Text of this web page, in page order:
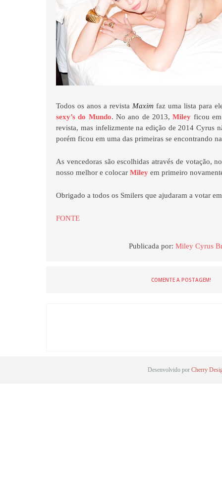
Todos os anos a revista Maxim faz uma lista para
sexy’s do Mundo. No ano de 2013,Miley ficou
revista, mas infelizmente na edição de 2014 Cyrus
porém ficou em uma das primeiras se encontrando
As vencedoras são escolhidas através de votação,
nosso melhor e colocarMiley em primeiro
Obrigado a todos os Smilers que ajudaram a votar
FONTE
Publicada por:Miley Cyrus
COMENTE A POSTAGEM!
Desenvolvido por Cherry